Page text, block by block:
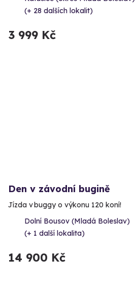
(+ 28 dalších lokalit)
3 999 Kč
Den v závodní bugině
Jízda v buggy o výkonu 120 koní!
Dolní Bousov (Mladá Boleslav)
(+ 1 další lokalita)
14 900 Kč